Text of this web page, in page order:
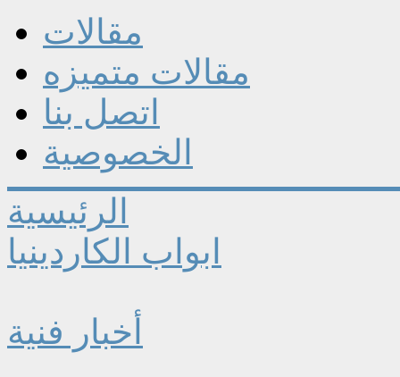
مقالات
مقالات متميزه
اتصل بنا
الخصوصية
الرئيسية
ابواب الكاردينيا
أخبار فنية